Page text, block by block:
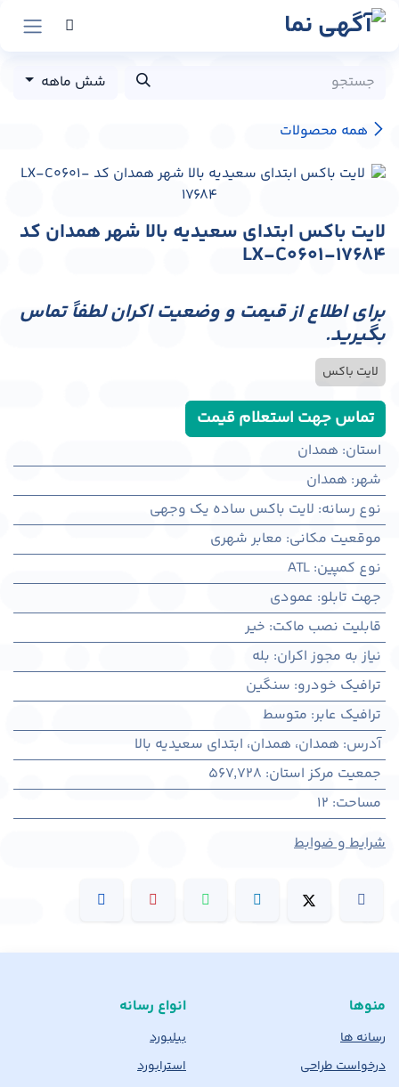
پرش به محتوا
همه محصولات
شش ماهه
لایت باکس ابتدای سعیدیه بالا شهر همدان کد
LX-C0601-17684
برای اطلاع از قیمت و وضعیت اکران لطفاً تماس
بگیرید.
لایت باکس
تماس جهت استعلام قیمت
استان: همدان
شهر: همدان
نوع رسانه: لایت باکس ساده یک وجهی
موقعیت مکانی: معابر شهری
نوع کمپین:
ATL
جهت تابلو: عمودی
قابلیت نصب ماکت: خیر
نیاز به مجوز اکران: بله
ترافیک خودرو: سنگین
ترافیک عابر: متوسط
آدرس: همدان، همدان، ابتدای سعیدیه بالا
جمعیت مرکز استان:
567,728
مساحت:
12
شرایط و ضوابط
منوها
رسانه ها
درخواست طراحی
انواع رسانه
بیلبورد
استرابورد